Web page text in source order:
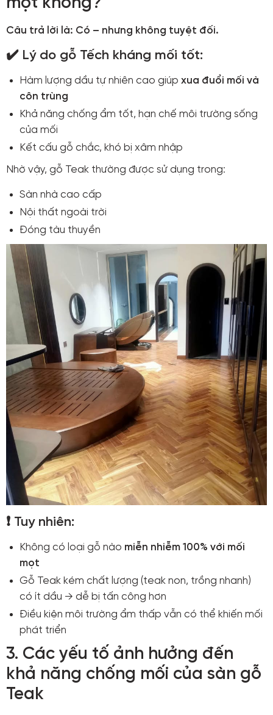
Câu trả lời là: Có – nhưng không tuyệt đối.
✔️ Lý do gỗ Tếch kháng mối tốt:
Hàm lượng dầu tự nhiên cao giúp xua đuổi mối và
côn trùng
Khả năng chống ẩm tốt, hạn chế môi trường sống
của mối
Kết cấu gỗ chắc, khó bị xâm nhập
Nhờ vậy, gỗ Teak thường được sử dụng trong:
Sàn nhà cao cấp
Nội thất ngoài trời
Đóng tàu thuyền
❗ Tuy nhiên:
Không có loại gỗ nào miễn nhiễm 100% với mối
mọt
Gỗ Teak kém chất lượng (teak non, trồng nhanh)
có ít dầu → dễ bị tấn công hơn
Điều kiện môi trường ẩm thấp vẫn có thể khiến mối
phát triển
3. Các yếu tố ảnh hưởng đến
khả năng chống mối của sàn gỗ
Teak